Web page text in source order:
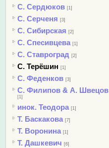
С. Сердюков [1]
С. Серченя [3]
С. Сибирская [2]
С. Спесивцева [1]
С. Ставроград [2]
С. Терёшин [1]
С. Феденков [3]
С. Филипов & А. Швецов
[1]
инок. Теодора [1]
Т. Баскакова [7]
Т. Воронина [1]
Т. Дашкевич [6]